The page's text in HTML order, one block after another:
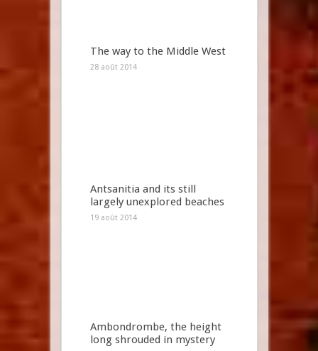
The way to the Middle West
28 août 2014
Antsanitia and its still
largely unexplored beaches
19 août 2014
Ambondrombe, the height
long shrouded in mystery